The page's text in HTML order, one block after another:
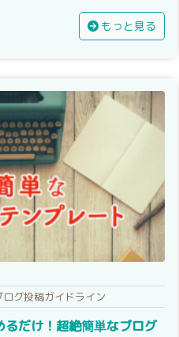
もっと見る
ログ投稿ガイドライン
だけ！超絶簡単なブログ